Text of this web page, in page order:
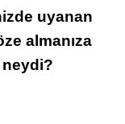
uyanan
almanıza